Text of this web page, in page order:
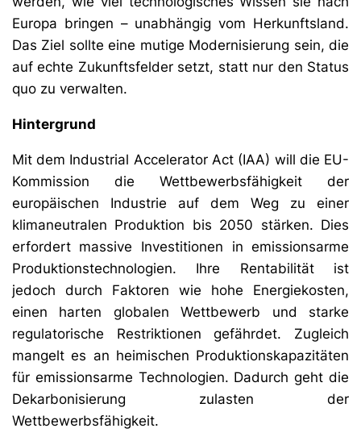
Europa bringen – unabhängig vom Herkunftsland.
Das Ziel sollte eine mutige Modernisierung sein, die
auf echte Zukunftsfelder setzt, statt nur den Status
quo zu verwalten.
Hintergrund
Mit dem Industrial Accelerator Act (IAA) will die EU-
Kommission die Wettbewerbsfähigkeit der
europäischen Industrie auf dem Weg zu einer
klimaneutralen Produktion bis 2050 stärken. Dies
erfordert massive Investitionen in emissionsarme
Produktionstechnologien. Ihre Rentabilität ist
jedoch durch Faktoren wie hohe Energiekosten,
einen harten globalen Wettbewerb und starke
regulatorische Restriktionen gefährdet. Zugleich
mangelt es an heimischen Produktionskapazitäten
für emissionsarme Technologien. Dadurch geht die
Dekarbonisierung zulasten der
Wettbewerbsfähigkeit.